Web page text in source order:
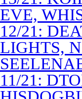
EVE,
12/21:
LIGHTS,
11/21: